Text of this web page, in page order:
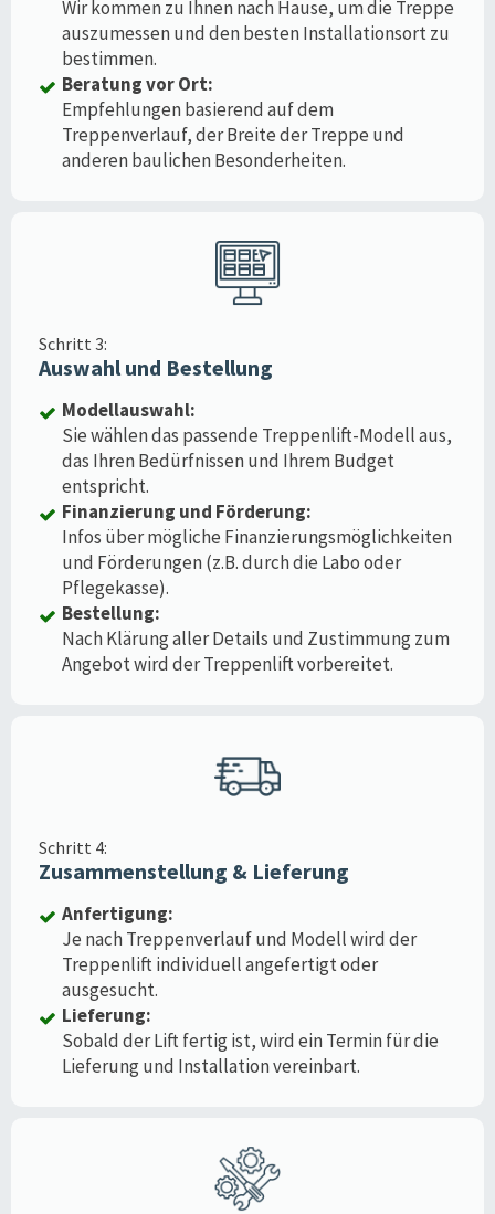
Wir kommen zu Ihnen nach Hause, um die Treppe
auszumessen und den besten Installationsort zu
bestimmen.
Beratung vor Ort:
Empfehlungen basierend auf dem
Treppenverlauf, der Breite der Treppe und
anderen baulichen Besonderheiten.
Schritt 3:
Auswahl und Bestellung
Modellauswahl:
Sie wählen das passende Treppenlift-Modell aus,
das Ihren Bedürfnissen und Ihrem Budget
entspricht.
Finanzierung und Förderung:
Infos über mögliche Finanzierungsmöglichkeiten
und Förderungen (z.B. durch die Labo oder
Pflegekasse).
Bestellung:
Nach Klärung aller Details und Zustimmung zum
Angebot wird der Treppenlift vorbereitet.
Schritt 4:
Zusammenstellung & Lieferung
Anfertigung:
Je nach Treppenverlauf und Modell wird der
Treppenlift individuell angefertigt oder
ausgesucht.
Lieferung:
Sobald der Lift fertig ist, wird ein Termin für die
Lieferung und Installation vereinbart.